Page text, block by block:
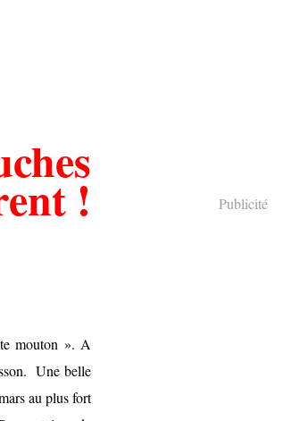
!
mouton ». A
Une belle
au plus fort
Publicité